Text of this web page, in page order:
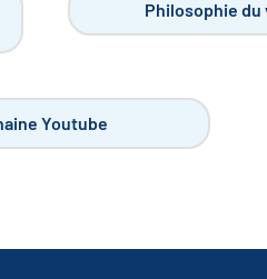
Philosophie du
Youtube